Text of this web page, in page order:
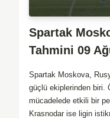
Spartak
Tahmini 09
Spartak Moskova,
güçlü ekiplerinden biri.
mücadelede etkili bir
Krasnodar ise ligin